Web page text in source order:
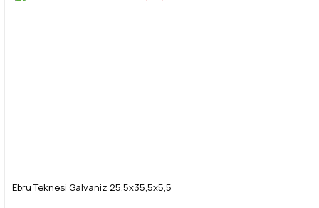
Ebru Teknesi Galvaniz 25,5x35,5x5,5